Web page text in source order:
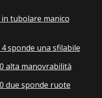
tubolare manico
sponde una sfilabile
alta manovrabilità
due sponde ruote